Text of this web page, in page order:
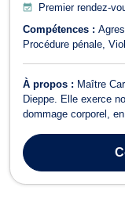
Premier rendez-
Compétences :
Procédure pénale Viol
À propos : Maître
Dieppe. Elle exerce
dommage corporel,
intervient dans toute
faute, à la filia...